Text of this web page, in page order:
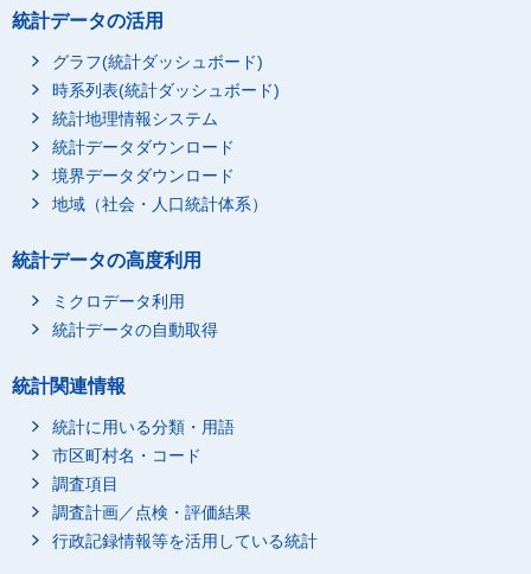
統計データの活用
グラフ(統計ダッシュボード)
時系列表(統計ダッシュボード)
統計地理情報システム
統計データダウンロード
境界データダウンロード
地域（社会・人口統計体系）
統計データの高度利用
ミクロデータ利用
統計データの自動取得
統計関連情報
統計に用いる分類・用語
市区町村名・コード
調査項目
調査計画／点検・評価結果
行政記録情報等を活用している統計